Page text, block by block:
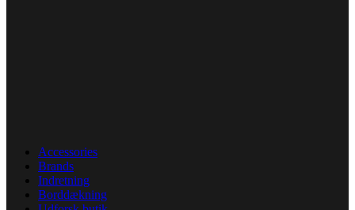
Accessories
Brands
Indretning
Borddækning